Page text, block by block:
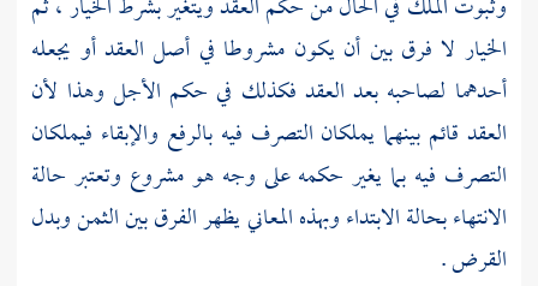
الخيار لا فرق بين أن يكون مشروطا في أصل العقد أو يجعله
أحدهما لصاحبه بعد العقد فكذلك في حكم الأجل وهذا لأن
العقد قائم بينهما يملكان التصرف فيه بالرفع والإبقاء فيملكان
التصرف فيه بما يغير حكمه على وجه هو مشروع وتعتبر حالة
الانتهاء بحالة الابتداء وبهذه المعاني يظهر الفرق بين الثمن وبدل
القرض .